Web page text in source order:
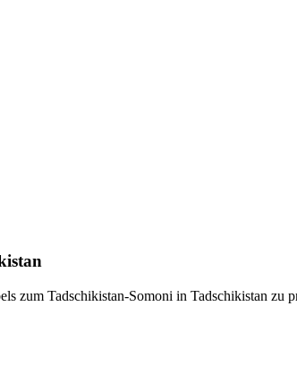
zum Tadschikistan-Somoni in Tadschikistan zu